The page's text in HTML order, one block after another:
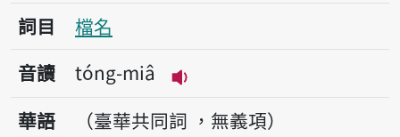
詞目
檔名
音讀
tóng-miâ
播放音讀tóng-miâ
華語
（臺華共同詞 ，無義項）